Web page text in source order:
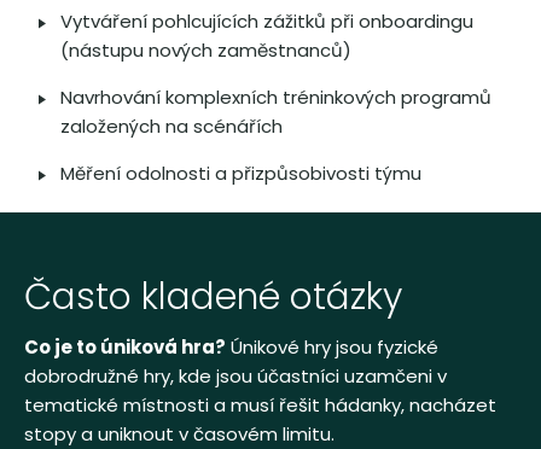
Vytváření pohlcujících zážitků při onboardingu
(nástupu nových zaměstnanců)
Navrhování komplexních tréninkových programů
založených na scénářích
Měření odolnosti a přizpůsobivosti týmu
Často kladené otázky
Co je to úniková hra? Únikové hry jsou fyzické
dobrodružné hry, kde jsou účastníci uzamčeni v
tematické místnosti a musí řešit hádanky, nacházet
stopy a uniknout v časovém limitu.